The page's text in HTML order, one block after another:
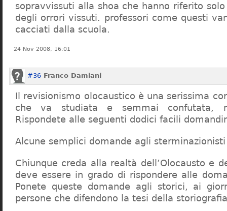
sopravvissuti alla shoa che hanno riferito
degli orrori vissuti. professori come questi
cacciati dalla scuola.
24 Nov 2008, 16:01
#36 Franco Damiani
Il revisionismo olocaustico è una serissima
che va studiata e semmai confutata,
Rispondete alle seguenti dodici facili
Alcune semplici domande agli sterminazionisti
Chiunque creda alla realtà dell’Olocausto e
deve essere in grado di rispondere alle
Ponete queste domande agli storici, ai
persone che difendono la tesi della